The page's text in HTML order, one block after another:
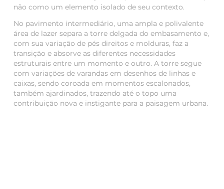
não como um elemento isolado de seu contexto.
No pavimento intermediário, uma ampla e polivalente
área de lazer separa a torre delgada do embasamento e,
com sua variação de pés direitos e molduras, faz a
transição e absorve as diferentes necessidades
estruturais entre um momento e outro. A torre segue
com variações de varandas em desenhos de linhas e
caixas, sendo coroada em momentos escalonados,
também ajardinados, trazendo até o topo uma
contribuição nova e instigante para a paisagem urbana.